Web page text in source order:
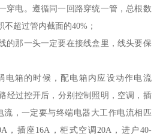
穿电。遵循同一回路穿统一管，总根数
超过管内截面的40%；
的那一头一定要在接线盒里，线头要保
电箱的时候，配电箱内应设动作电流
经过控开后，分别控制照明，空调，插
流，一定要与终端电器大工作电流相匹
，插座16A，柜式空调20A，进户40-